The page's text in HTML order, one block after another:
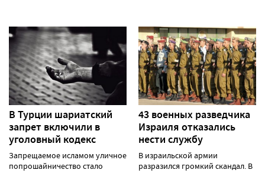
В Турции шариатский
запрет включили в
уголовный кодекс
Запрещаемое исламом уличное
попрошайничество стало
43 военных разведчика
Израиля отказались
нести службу
В израильской армии
разразился громкий скандал. В